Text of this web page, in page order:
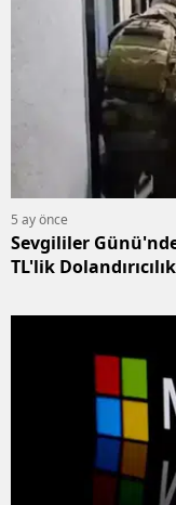
5 ay önce
Sevgililer
TL'lik